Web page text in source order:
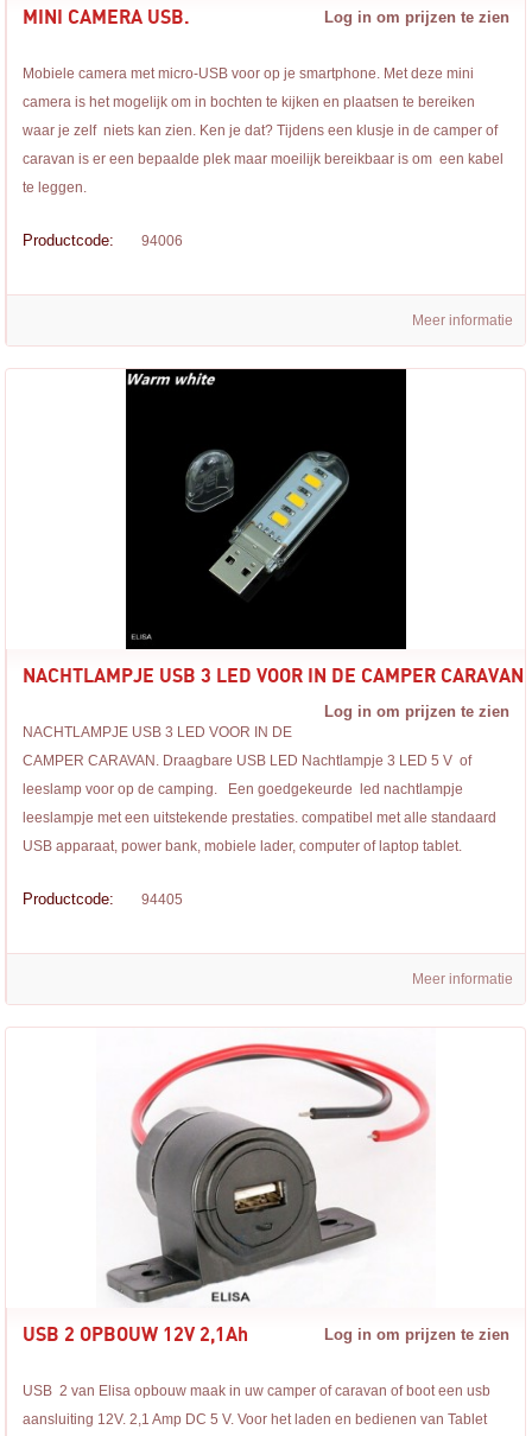
MINI CAMERA USB. Log in om prijzen te zien
Mobiele camera met micro-USB voor op je smartphone. Met deze mini
camera is het mogelijk om in bochten te kijken en plaatsen te bereiken
waar je zelf niets kan zien. Ken je dat? Tijdens een klusje in de camper of
caravan is er een bepaalde plek maar moeilijk bereikbaar is om een kabel
te leggen.
Productcode: 94006
Meer informatie
NACHTLAMPJE USB 3 LED VOOR IN DE CAMPER CARAVAN.
Log in om prijzen te zien
NACHTLAMPJE USB 3 LED VOOR IN DE
CAMPER CARAVAN. Draagbare USB LED Nachtlampje 3 LED 5 V of
leeslamp voor op de camping. Een goedgekeurde led nachtlampje
leeslampje met een uitstekende prestaties. compatibel met alle standaard
USB apparaat, power bank, mobiele lader, computer of laptop tablet.
Productcode: 94405
Meer informatie
USB 2 OPBOUW 12V 2,1Ah Log in om prijzen te zien
USB 2 van Elisa opbouw maak in uw camper of caravan of boot een usb
aansluiting 12V. 2,1 Amp DC 5 V. Voor het laden en bedienen van Tablet